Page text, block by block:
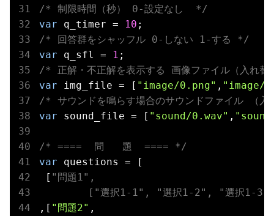
/* 制限時間（秒） 0-設定なし  */
var q_timer = 10
/* 回答群をシャッフル 0-しない 1-する */
var q_sfl = 1
/* 正解・不正解を表示する 画像ファイル（入れ
var img_file = [ "image/0.png" , "image/
/* サウンドを鳴らす場合のサウンドファイル （
var sound_file = [ "sound/0.wav" ,
/* ====  問   題  ==== */
var questions = [
[ "問題1" ,
	[
"選択1-1" , "選択1-2" , "選択1-3"
,[ "問題2" ,